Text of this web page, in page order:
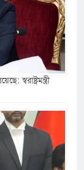
স্বরাষ্ট্রমন্ত্রী